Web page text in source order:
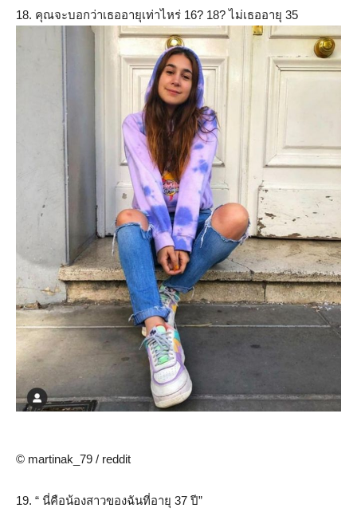
18. คุณจะบอกว่าเธออายุเท่าไหร่ 16? 18? ไม่เธออายุ 35
© martinak_79 / reddit
19. “ นี่คือน้องสาวของฉันที่อายุ 37 ปี”